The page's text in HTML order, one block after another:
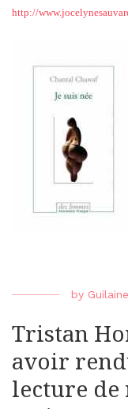
http://
by
Tristan
avoir
lecture de